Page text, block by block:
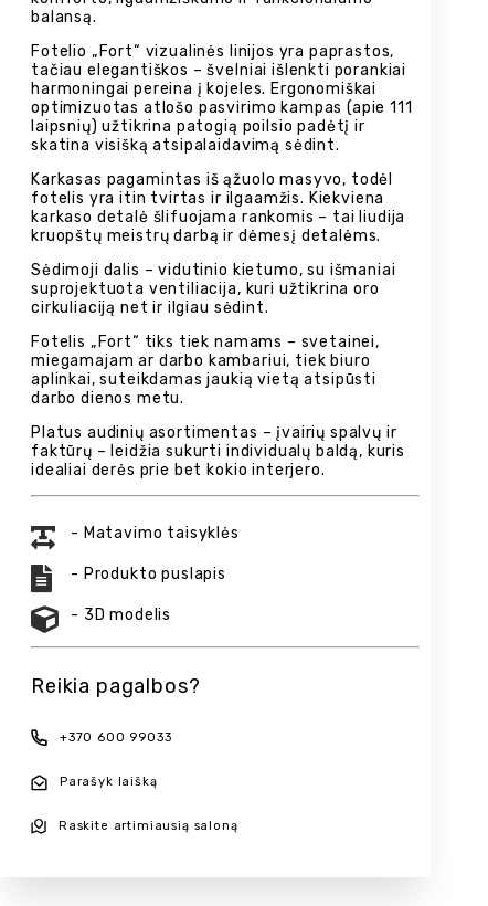
balansą.
Fotelio „Fort“ vizualinės linijos yra paprastos,
tačiau elegantiškos – švelniai išlenkti porankiai
harmoningai pereina į kojeles. Ergonomiškai
optimizuotas atlošo pasvirimo kampas (apie 111
laipsnių) užtikrina patogią poilsio padėtį ir
skatina visišką atsipalaidavimą sėdint.
Karkasas pagamintas iš ąžuolo masyvo, todėl
fotelis yra itin tvirtas ir ilgaamžis. Kiekviena
karkaso detalė šlifuojama rankomis – tai liudija
kruopštų meistrų darbą ir dėmesį detalėms.
Sėdimoji dalis – vidutinio kietumo, su išmaniai
suprojektuota ventiliacija, kuri užtikrina oro
cirkuliaciją net ir ilgiau sėdint.
Fotelis „Fort“ tiks tiek namams – svetainei,
miegamajam ar darbo kambariui, tiek biuro
aplinkai, suteikdamas jaukią vietą atsipūsti
darbo dienos metu.
Platus audinių asortimentas – įvairių spalvų ir
faktūrų – leidžia sukurti individualų baldą, kuris
idealiai derės prie bet kokio interjero.
- Matavimo taisyklės
- Produkto puslapis
- 3D modelis
Reikia pagalbos?
+370 600 99033
Parašyk laišką
Raskite artimiausią saloną